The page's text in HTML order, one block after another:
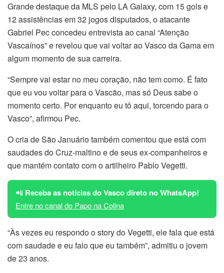
Grande destaque da MLS pelo LA Galaxy, com 15 gols e
12 assistências em 32 jogos disputados, o atacante
Gabriel Pec concedeu entrevista ao canal “Atenção
Vascaínos” e revelou que vai voltar ao Vasco da Gama em
algum momento de sua carreira.
“Sempre vai estar no meu coração, não tem como. É fato
que eu vou voltar para o Vascão, mas só Deus sabe o
momento certo. Por enquanto eu tô aqui, torcendo para o
Vasco”, afirmou Pec.
O cria de São Januário também comentou que está com
saudades do Cruz-maltino e de seus ex-companheiros e
que mantém contato com o artilheiro Pablo Vegetti.
📲 Receba as notícias do Vasco direto no WhatsApp!
Entre no canal do Papo na Colina
“Às vezes eu respondo o story do Vegetti, ele fala que está
com saudade e eu falo que eu também”, admitiu o jovem
de 23 anos.